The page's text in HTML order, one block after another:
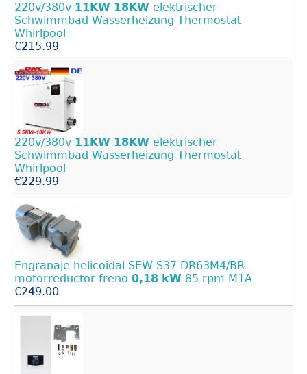
220v/380v 11KW 18KW elektrischer
Schwimmbad Wasserheizung Thermostat
Whirlpool
€215.99
220v/380v 11KW 18KW elektrischer
Schwimmbad Wasserheizung Thermostat
Whirlpool
€229.99
Engranaje helicoidal SEW S37 DR63M4/BR
motorreductor freno 0,18 kW 85 rpm M1A
€249.00